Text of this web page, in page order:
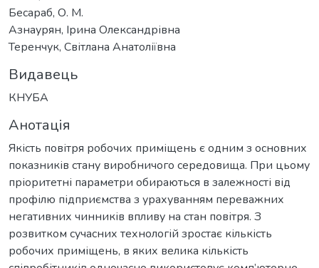
Бесараб, О. М.
Азнаурян, Ірина Олександрівна
Теренчук, Світлана Анатоліївна
Видавець
КНУБА
Анотація
Якість повітря робочих приміщень є одним з основних
показників стану виробничого середовища. При цьому
пріоритетні параметри обираються в залежності від
профілю підприємства з урахуванням переважних
негативних чинників впливу на стан повітря. З
розвитком сучасних технологій зростає кількість
робочих приміщень, в яких велика кількість